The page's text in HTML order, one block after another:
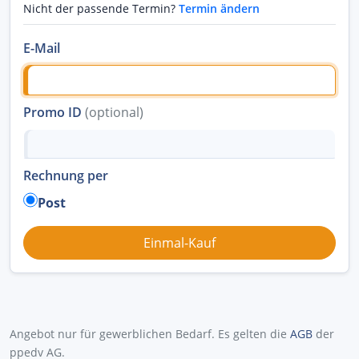
Nicht der passende Termin? Termin ändern
E-Mail
Promo ID (optional)
Rechnung per
Post
Angebot nur für gewerblichen Bedarf. Es gelten die AGB der
ppedv AG.